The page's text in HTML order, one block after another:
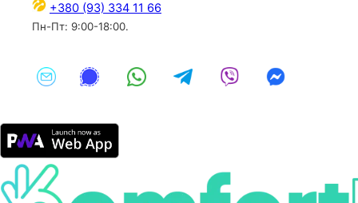
+380 (93) 334 11 66
Пн-Пт: 9:00-18:00.